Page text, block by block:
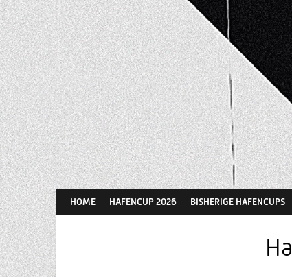
Springe
zum
Inhalt
HOME HAFENCUP 2026 BISHERIGE HAFENCUPS